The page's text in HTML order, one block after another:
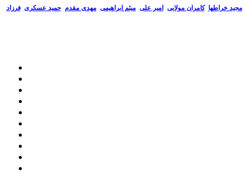
مجید خراطها کامران مولایی امیر علی میثم ابراهیمی مهدی مقدم حمید عسکری فرزاد